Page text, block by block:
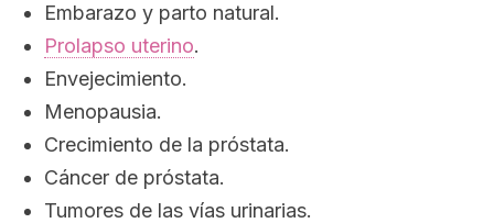
Embarazo y parto natural.
Prolapso uterino.
Envejecimiento.
Menopausia.
Crecimiento de la próstata.
Cáncer de próstata.
Tumores de las vías urinarias.